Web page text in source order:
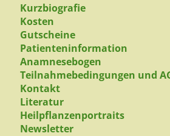
Kurzbiografie
Kosten
Gutscheine
Patienteninformation
Anamnesebogen
Teilnahmebedingungen und
Kontakt
Literatur
Heilpflanzenportraits
Newsletter